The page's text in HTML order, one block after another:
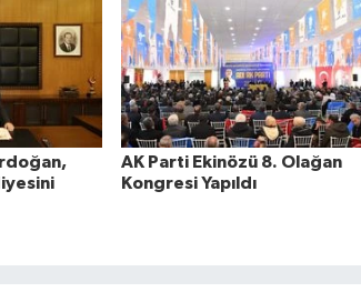
AK Parti Ekinözü 8. Olağan
Kongresi Yapıldı